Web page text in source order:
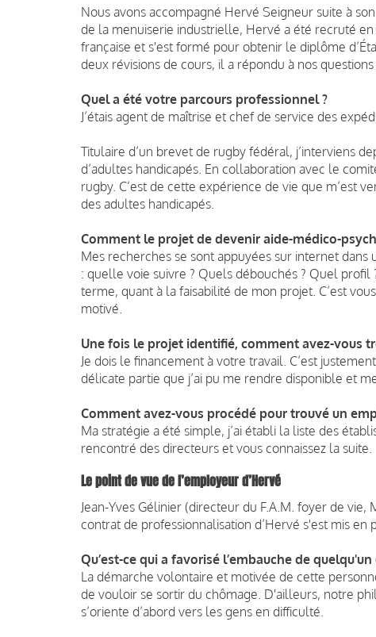
Nous avons accompagné Hervé Seigneur suite à
de la menuiserie industrielle, Hervé a été recruté
française et s'est formé pour obtenir le diplôme
deux révisions de cours, il a répondu à nos
Quel a été votre parcours professionnel ?
J’étais agent de maîtrise et chef de service des
Titulaire d’un brevet de rugby fédéral, j’interviens
d’adultes handicapés. En collaboration avec le
rugby. C’est de cette expérience de vie que m’est
des adultes handicapés.
Comment le projet de devenir aide-médico-
Mes recherches se sont appuyées sur internet
: quelle voie suivre ? Quels débouchés ? Quel
terme, quant à la faisabilité de mon projet. C’est
motivé.
Une fois le projet identifié, comment avez-vous
Je dois le financement à votre travail. C’est
délicate partie que j’ai pu me rendre disponible et
Comment avez-vous procédé pour trouvé un
Ma stratégie a été simple, j’ai établi la liste des
rencontré des directeurs et vous connaissez la suite.
Le point de vue de l’employeur d’Hervé
Jean-Yves Gélinier (directeur du F.A.M. foyer de
contrat de professionnalisation d’Hervé s'est mis en
Qu’est-ce qui a favorisé l’embauche de
La démarche volontaire et motivée de cette
de vouloir se sortir du chômage. D'ailleurs, notre
s’oriente d’abord vers les gens en difficulté.